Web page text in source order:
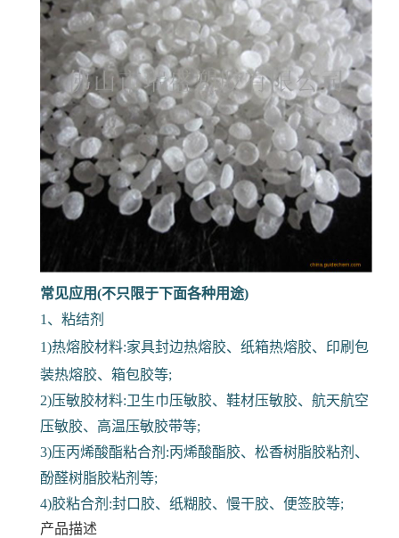
常见应用(不只限于下面各种用途)
1、粘结剂
1)热熔胶材料:家具封边热熔胶、纸箱热熔胶、印刷包
装热熔胶、箱包胶等;
2)压敏胶材料:卫生巾压敏胶、鞋材压敏胶、航天航空
压敏胶、高温压敏胶带等;
3)压丙烯酸酯粘合剂:丙烯酸酯胶、松香树脂胶粘剂、
酚醛树脂胶粘剂等;
4)胶粘合剂:封口胶、纸糊胶、慢干胶、便签胶等;
产品描述